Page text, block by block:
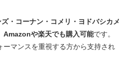
ズ・コーナン・コメリ・ヨドバシカメ
Amazonや楽天でも購入可能です。
ーマンスを重視する方から支持され